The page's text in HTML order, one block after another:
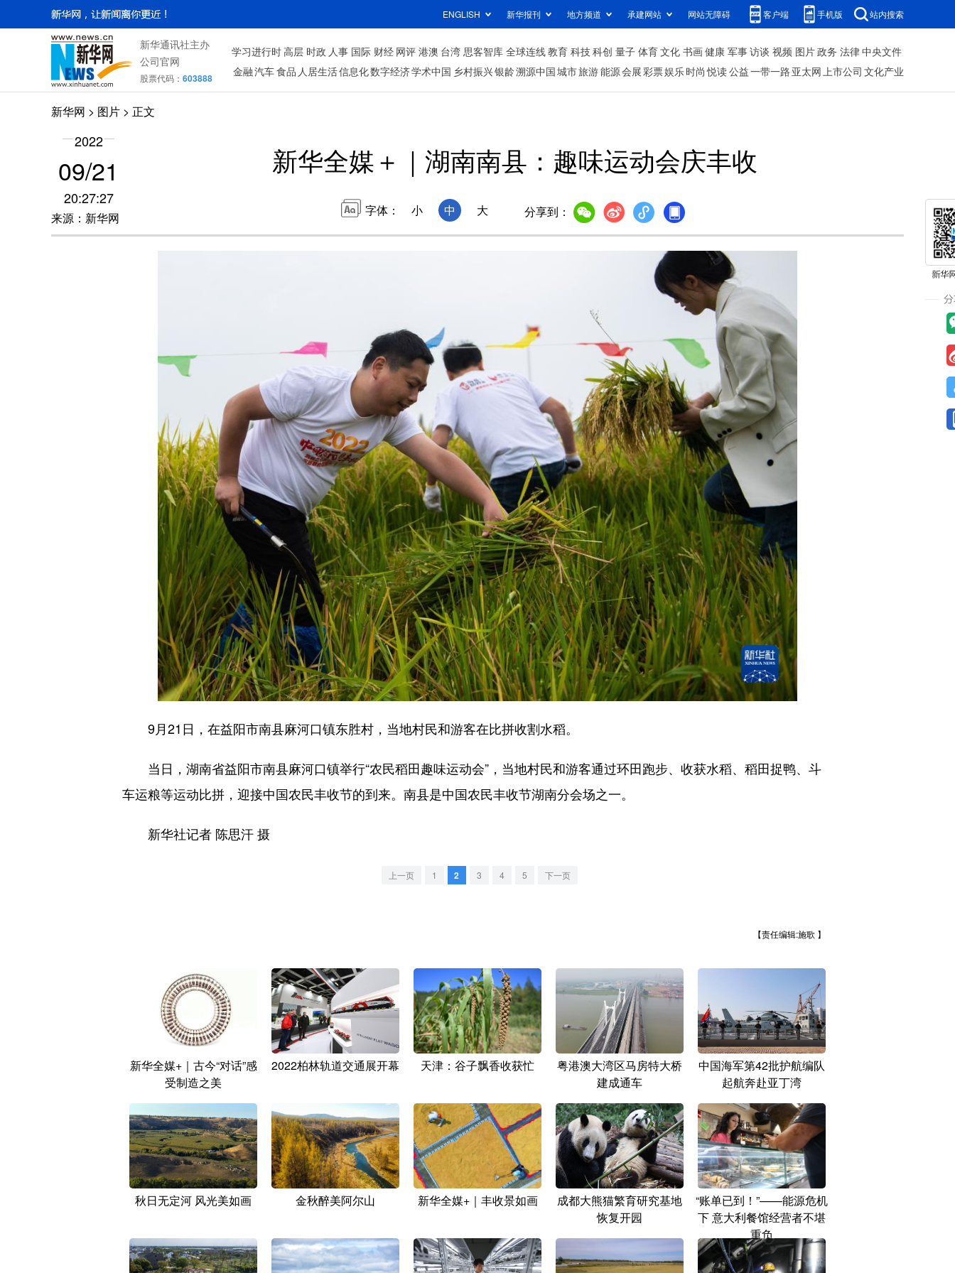
ENGLISH 新华报刊 地方频道 承建网站 网站无障碍 客户端 手机版 站内搜索
新华通讯社主办
公司官网
股票代码： 603888
学习进行时高层 时政 人事 国际 财经 网评 港澳 台湾 思客智库 全球连线教育 科技科创 量子 体育文化 书画健康 军事访谈 视频 图片政务 法律中央文件
金融汽车食品 人居生活信息化数字经济学术中国 乡村振兴银龄溯源中国城市旅游能源会展彩票娱乐时尚 悦读公益一带一路 亚太网上市公司 文化产业
新华网 > 图片 > 正文
2022
09/21
20:27:27
来源：新华网
新华全媒＋｜湖南南县：趣味运动会庆丰收
字体： 小 中 大 分享到：
9月21日，在益阳市南县麻河口镇东胜村，当地村民和游客在比拼收割水稻。
当日，湖南省益阳市南县麻河口镇举行“农民稻田趣味运动会”，当地村民和游客通过环田跑步、收获水稻、稻田捉鸭、斗
车运粮等运动比拼，迎接中国农民丰收节的到来。南县是中国农民丰收节湖南分会场之一。
新华社记者 陈思汗 摄
上一页 1 2 3 4 5 下一页
【责任编辑:施歌 】
新华全媒+｜古今“对话”感
受制造之美
2022柏林轨道交通展开幕 天津：谷子飘香收获忙
粤港澳大湾区马房特大桥
建成通车
中国海军第42批护航编队
起航奔赴亚丁湾
秋日无定河 风光美如画 金秋醉美阿尔山 新华全媒+｜丰收景如画
成都大熊猫繁育研究基地
恢复开园
“账单已到！”——能源危机
下 意大利餐馆经营者不堪
重负